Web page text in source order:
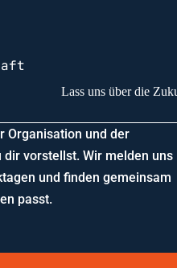
Lass uns über die
Organisation und der
vorstellst. Wir melden uns
und finden gemeinsam
passt.